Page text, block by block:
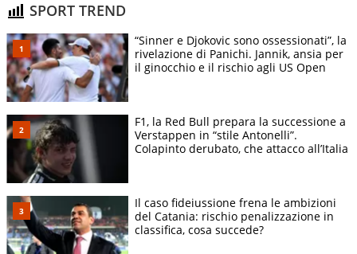
SPORT TREND
“Sinner e Djokovic sono ossessionati”, la
rivelazione di Panichi. Jannik, ansia per
il ginocchio e il rischio agli US Open
F1, la Red Bull prepara la successione a
Verstappen in “stile Antonelli”.
Colapinto derubato, che attacco all’Italia
Il caso fideiussione frena le ambizioni
del Catania: rischio penalizzazione in
classifica, cosa succede?